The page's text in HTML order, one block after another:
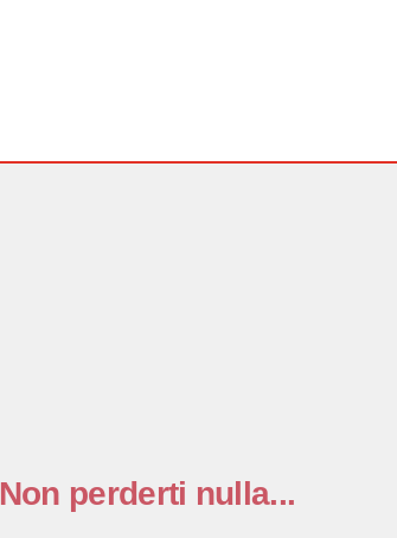
Non perderti nulla...